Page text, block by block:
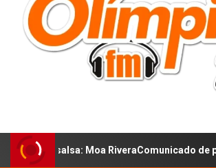
salsa: Moa RiveraComunicado de prensa